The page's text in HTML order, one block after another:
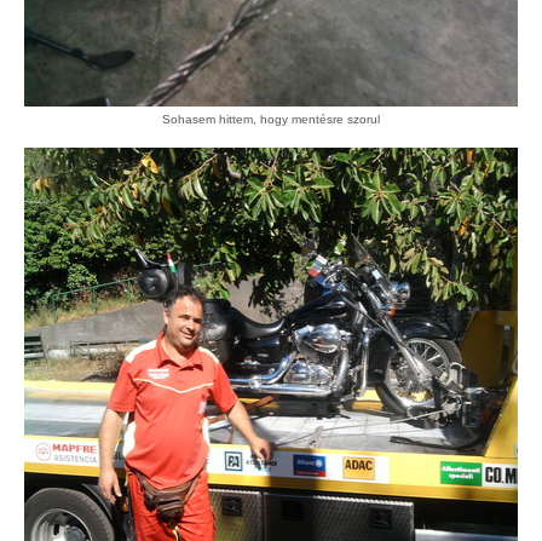
Sohasem hittem, hogy mentésre szorul